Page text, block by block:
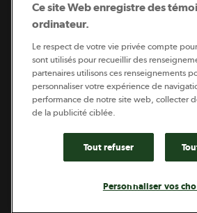
Coopérateur est publié par
Il est l’outil d’information
québécoise.
Ce site Web enregistre des
ordinateur.
Le respect de votre vie privée compte
sont utilisés pour recueillir des
partenaires utilisons ces renseignements
personnaliser votre expérience de
performance de notre site web, collecter
de la publicité ciblée.
Tout refuser
Personnaliser vos